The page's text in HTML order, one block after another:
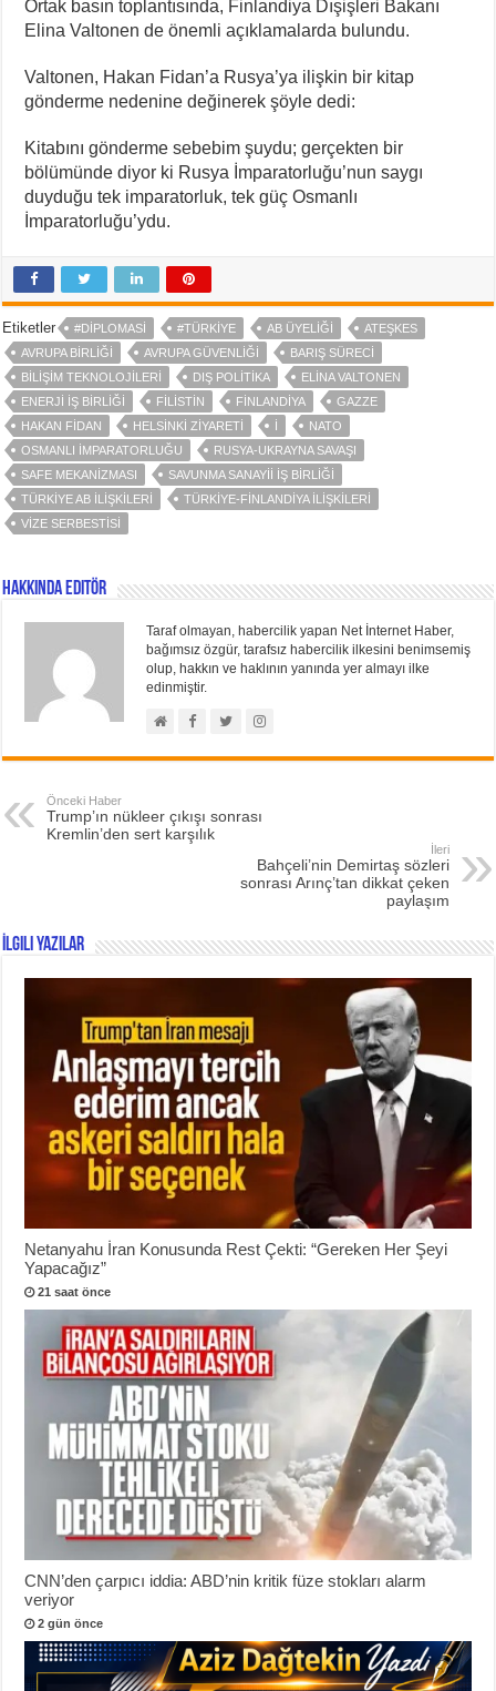
Ortak basın toplantısında, Finlandiya Dışişleri Bakanı
Elina Valtonen de önemli açıklamalarda bulundu.
Valtonen, Hakan Fidan’a Rusya’ya ilişkin bir kitap
gönderme nedenine değinerek şöyle dedi:
Kitabını gönderme sebebim şuydu; gerçekten bir
bölümünde diyor ki Rusya İmparatorluğu’nun saygı
duyduğu tek imparatorluk, tek güç Osmanlı
İmparatorluğu’ydu.
Etiketler #DIPLOMASI #TÜRKIYE AB ÜYELIĞI
ATEŞKES
AVRUPA BIRLIĞI
AVRUPA GÜVENLIĞI
BARIŞ SÜRECI
BILIŞIM TEKNOLOJILERI
DIŞ POLITIKA
ELINA VALTONEN
ENERJI IŞ BIRLIĞI
FILISTIN FINLANDIYA
GAZZE
HAKAN FIDAN
HELSINKI ZIYARETI I
NATO
OSMANLI İMPARATORLUĞU
RUSYA-UKRAYNA SAVAŞI
SAFE MEKANIZMASI
SAVUNMA SANAYII IŞ BIRLIĞI
TÜRKIYE AB ILIŞKILERI
TÜRKIYE-FINLANDIYA ILIŞKILERI
VIZE SERBESTISI
Hakkında Editör
Taraf olmayan, habercilik yapan Net İnternet Haber,
bağımsız özgür, tarafsız habercilik ilkesini benimsemiş
olup, hakkın ve haklının yanında yer almayı ilke
edinmiştir.
Önceki Haber
Trump’ın nükleer çıkışı sonrası
Kremlin’den sert karşılık
İleri
Bahçeli’nin Demirtaş sözleri
sonrası Arınç’tan dikkat çeken
paylaşım
İlgili Yazılar
Netanyahu İran Konusunda Rest Çekti: “Gereken Her Şeyi
Yapacağız”
21 saat önce
CNN’den çarpıcı iddia: ABD’nin kritik füze stokları alarm
veriyor
2 gün önce